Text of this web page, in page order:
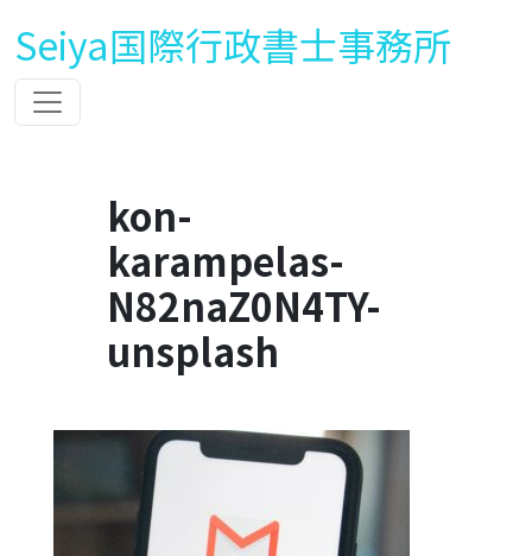
Seiya国際行政書士事務所
kon-
karampelas-
N82naZ0N4TY-
unsplash